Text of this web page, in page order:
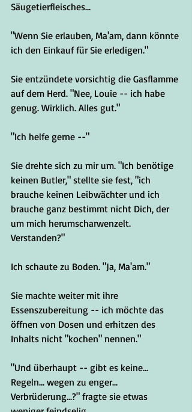
Säugetierfleisches...
"Wenn Sie erlauben, Ma'am, dann könnte
ich den Einkauf für Sie erledigen."
Sie entzündete vorsichtig die Gasflamme
auf dem Herd. "Nee, Louie -- ich habe
genug. Wirklich. Alles gut."
"Ich helfe gerne --"
Sie drehte sich zu mir um. "Ich benötige
keinen Butler," stellte sie fest, "ich
brauche keinen Leibwächter und ich
brauche ganz bestimmt nicht Dich, der
um mich herumscharwenzelt.
Verstanden?"
Ich schaute zu Boden. "Ja, Ma'am."
Sie machte weiter mit ihre
Essenszubereitung -- ich möchte das
öffnen von Dosen und erhitzen des
Inhalts nicht "kochen" nennen."
"Und überhaupt -- gibt es keine...
Regeln... wegen zu enger...
Verbrüderung...?" fragte sie etwas